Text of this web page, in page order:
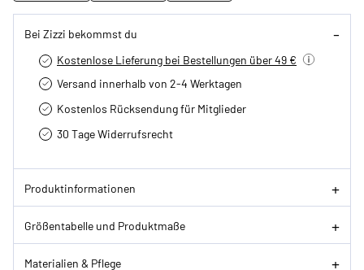
Bei Zizzi bekommst du
Kostenlose Lieferung bei Bestellungen über 49 €
Versand innerhalb von 2-4 Werktagen
Kostenlos Rücksendung für Mitglieder
30 Tage Widerrufsrecht
Produktinformationen
Größentabelle und Produktmaße
Materialien & Pflege